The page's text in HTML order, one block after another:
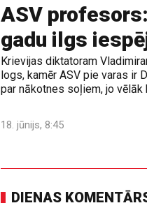
ASV
gadu ilgs
Krievijas diktatoram
logs, kamēr ASV pie varas ir
par nākotnes soļiem, jo vēlāk
18. jūnijs, 8:45
DIENAS